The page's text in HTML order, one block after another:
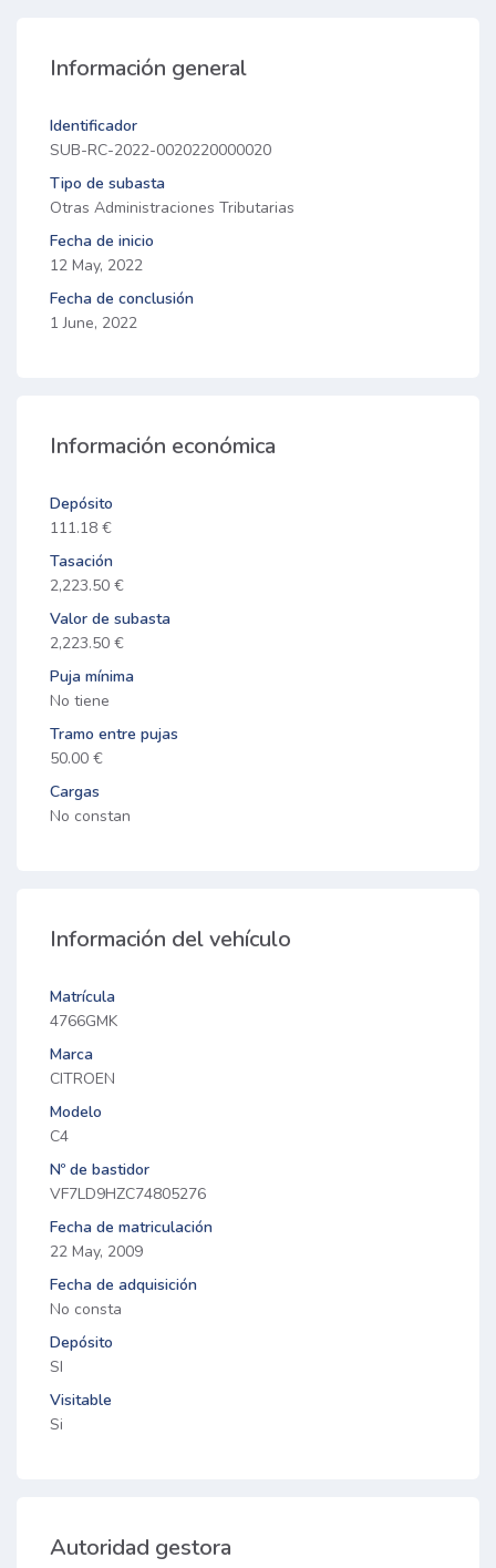
Información general
Identificador
SUB-RC-2022-0020220000020
Tipo de subasta
Otras Administraciones Tributarias
Fecha de inicio
12 May, 2022
Fecha de conclusión
1 June, 2022
Información económica
Depósito
111.18 €
Tasación
2,223.50 €
Valor de subasta
2,223.50 €
Puja mínima
No tiene
Tramo entre pujas
50.00 €
Cargas
No constan
Información del vehículo
Matrícula
4766GMK
Marca
CITROEN
Modelo
C4
Nº de bastidor
VF7LD9HZC74805276
Fecha de matriculación
22 May, 2009
Fecha de adquisición
No consta
Depósito
SI
Visitable
Si
Autoridad gestora